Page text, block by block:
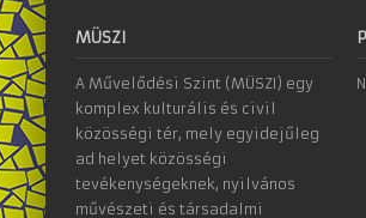
MÜSZI
A Művelődési Szint (MÜSZI) egy
komplex kulturális és civil
közösségi tér, mely egyidejűleg
ad helyet közösségi
tevékenységeknek, nyilvános
művészeti és társadalmi